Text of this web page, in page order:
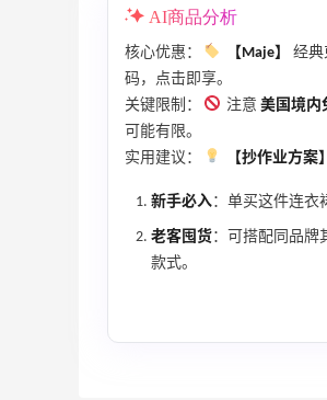
AI商品分析
核心优惠： 【Maje】 经典
码，点击即享。
关键限制：
注意 美国境内
可能有限。
实用建议：
【抄作业方案】
新手必入：单买这件连衣
老客囤货：可搭配同品牌
款式。